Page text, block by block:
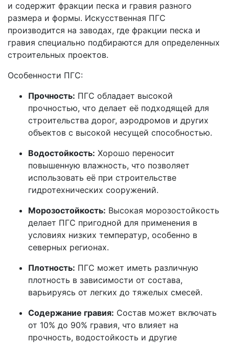
и содержит фракции песка и гравия разного
размера и формы. Искусственная ПГС
производится на заводах, где фракции песка и
гравия специально подбираются для определенных
строительных проектов.
Особенности ПГС:
Прочность: ПГС обладает высокой
прочностью, что делает её подходящей для
строительства дорог, аэродромов и других
объектов с высокой несущей способностью.
Водостойкость: Хорошо переносит
повышенную влажность, что позволяет
использовать её при строительстве
гидротехнических сооружений.
Морозостойкость: Высокая морозостойкость
делает ПГС пригодной для применения в
условиях низких температур, особенно в
северных регионах.
Плотность: ПГС может иметь различную
плотность в зависимости от состава,
варьируясь от легких до тяжелых смесей.
Содержание гравия: Состав может включать
от 10% до 90% гравия, что влияет на
прочность, водостойкость и другие